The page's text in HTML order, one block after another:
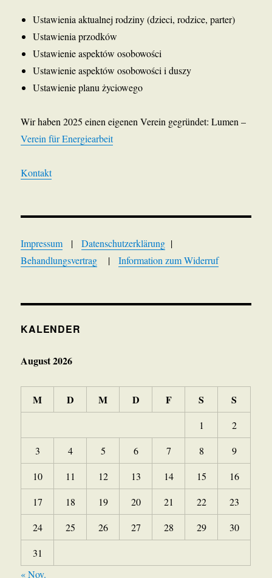
Ustawienia aktualnej rodziny (dzieci, rodzice, parter)
Ustawienia przodków
Ustawienie aspektów osobowości
Ustawienie aspektów osobowości i duszy
Ustawienie planu życiowego
Wir haben 2025 einen eigenen Verein gegründet: Lumen –
Verein für Energiearbeit
Kontakt
Impressum |Datenschutzerklärung |
Behandlungsvertrag |Information zum Widerruf
KALENDER
August 2026
M D M D F S S
1
2
3
4 5 6 7 8
9
10
11 12 13 14 15
16
17
18 19 20 21 22
23
24
25 26 27 28 29
30
31
« Nov.